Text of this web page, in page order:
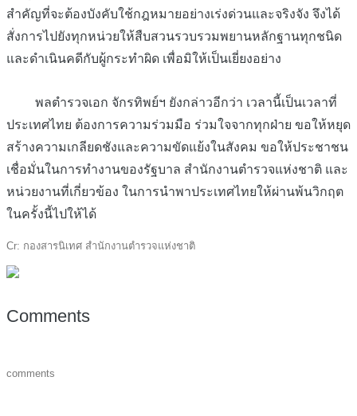
สำคัญที่จะต้องบังคับใช้กฎหมายอย่างเร่งด่วนและจริงจัง จึงได้
สั่งการไปยังทุกหน่วยให้สืบสวนรวบรวมพยานหลักฐานทุกชนิด
และดำเนินคดีกับผู้กระทำผิด เพื่อมิให้เป็นเยี่ยงอย่าง
พลตำรวจเอก จักรทิพย์ฯ ยังกล่าวอีกว่า เวลานี้เป็นเวลาที่
ประเทศไทย ต้องการความร่วมมือ ร่วมใจจากทุกฝ่าย ขอให้หยุด
สร้างความเกลียดชังและความขัดแย้งในสังคม ขอให้ประชาชน
เชื่อมั่นในการทำงานของรัฐบาล สำนักงานตำรวจแห่งชาติ และ
หน่วยงานที่เกี่ยวข้อง ในการนำพาประเทศไทยให้ผ่านพ้นวิกฤต
ในครั้งนี้ไปให้ได้
Cr: กองสารนิเทศ สำนักงานตำรวจแห่งชาติ
Comments
comments